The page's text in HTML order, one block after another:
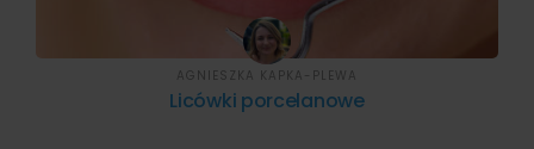
Licówki porcelanowe
AGNIESZKA KAPKA-PLEWA